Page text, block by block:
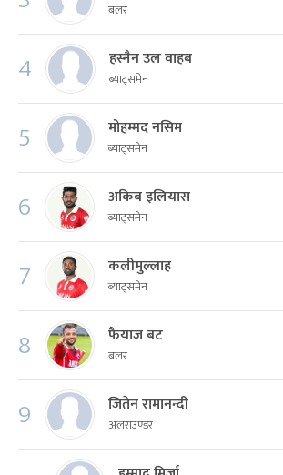
बलर
4 हस्नैन उल वाहब
ब्याट्समेन
5 मोहम्मद नसिम
ब्याट्समेन
6 अकिब इलियास
ब्याट्समेन
7 कलीमुल्लाह
ब्याट्समेन
8 फैयाज बट
बलर
9 जितेन रामानन्दी
अलराउण्डर